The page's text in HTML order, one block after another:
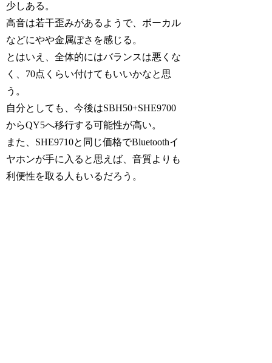
少しある。
高音は若干歪みがあるようで、ボーカル
などにやや金属ぽさを感じる。
とはいえ、全体的にはバランスは悪くな
く、70点くらい付けてもいいかなと思
う。
自分としても、今後はSBH50+SHE9700
からQY5へ移行する可能性が高い。
また、SHE9710と同じ価格でBluetoothイ
ヤホンが手に入ると思えば、音質よりも
利便性を取る人もいるだろう。